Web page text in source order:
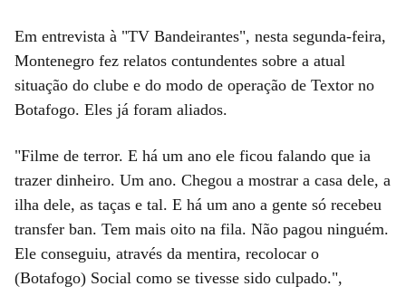
Em entrevista à "TV Bandeirantes", nesta segunda-feira,
Montenegro fez relatos contundentes sobre a atual
situação do clube e do modo de operação de Textor no
Botafogo. Eles já foram aliados.
"Filme de terror. E há um ano ele ficou falando que ia
trazer dinheiro. Um ano. Chegou a mostrar a casa dele, a
ilha dele, as taças e tal. E há um ano a gente só recebeu
transfer ban. Tem mais oito na fila. Não pagou ninguém.
Ele conseguiu, através da mentira, recolocar o
(Botafogo) Social como se tivesse sido culpado.",